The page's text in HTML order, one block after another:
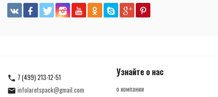
7 (499) 213-12-51
infolaretspack@gmail.com
Узнайте о нас
о компании